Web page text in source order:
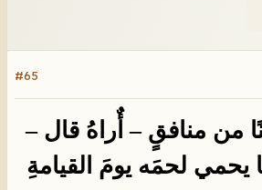
#65
من منافقٍ – أٌراهُ قال –
يحمي لحمَه يومَ القيامةِ